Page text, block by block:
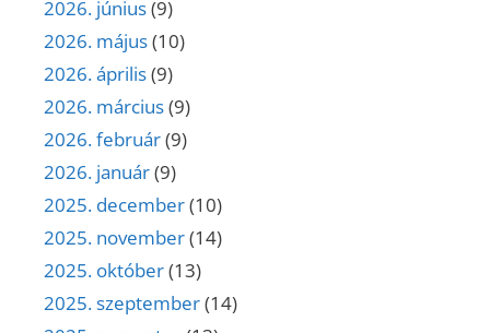
2026. június(9)
2026. május(10)
2026. április(9)
2026. március(9)
2026. február(9)
2026. január(9)
2025. december(10)
2025. november(14)
2025. október(13)
2025. szeptember(14)